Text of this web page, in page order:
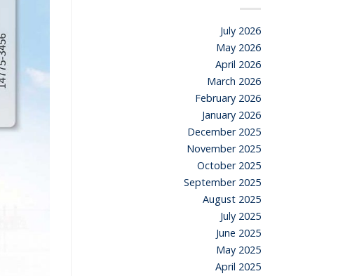
July 2026
May 2026
April 2026
March 2026
February 2026
January 2026
December 2025
November 2025
October 2025
September 2025
August 2025
July 2025
June 2025
May 2025
April 2025